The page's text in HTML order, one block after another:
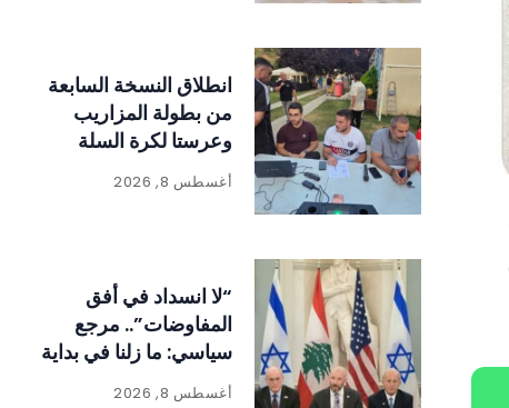
انطلاق النسخة السابعة
من بطولة المزاريب
وعرستا لكرة السلة
وسط حضور رسمي
وجماهيري لافت
أغسطس 8, 2026
“لا انسداد في أفق
المفاوضات”.. مرجع
سياسي: ما زلنا في بداية
الطريق
أغسطس 8, 2026